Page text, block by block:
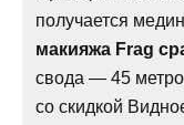
получается
макияжа Frag
свода — 45
со скидкой